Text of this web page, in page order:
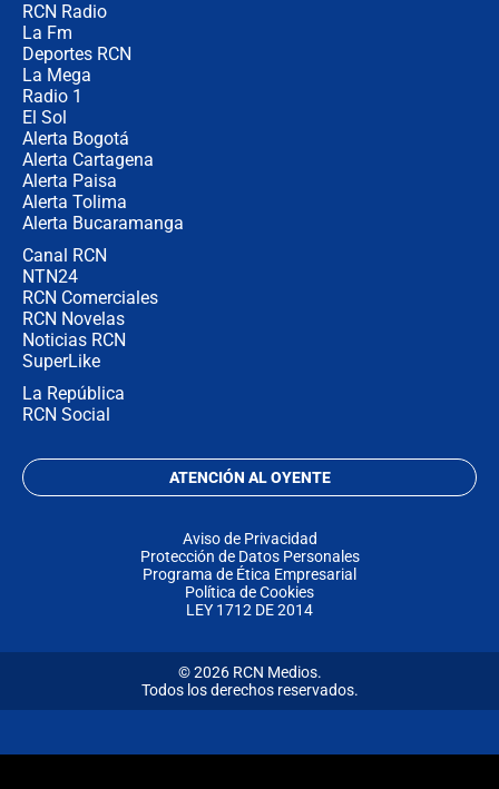
RCN Radio
La Fm
Deportes RCN
La Mega
Radio 1
El Sol
Alerta Bogotá
Alerta Cartagena
Alerta Paisa
Alerta Tolima
Alerta Bucaramanga
Canal RCN
NTN24
RCN Comerciales
RCN Novelas
Noticias RCN
SuperLike
La República
RCN Social
ATENCIÓN AL OYENTE
Aviso de Privacidad
Protección de Datos Personales
Programa de Ética Empresarial
Política de Cookies
LEY 1712 DE 2014
© 2026 RCN Medios.
Todos los derechos reservados.